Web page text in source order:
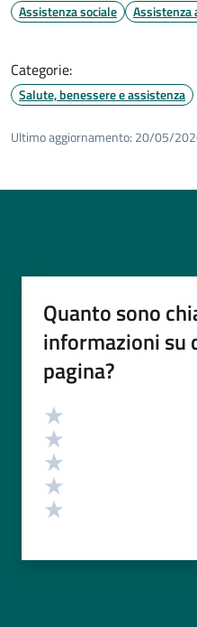
Assistenza sociale Assistenza
Categorie:
Salute, benessere e assistenza
Ultimo aggiornamento: 20/05/
Quanto sono
informazioni su
pagina?
Valutazione